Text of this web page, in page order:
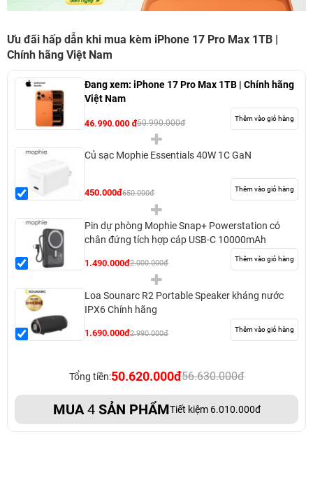
Ưu đãi hấp dẫn khi mua kèm iPhone 17 Pro Max 1TB |
Chính hãng Việt Nam
Đang xem: iPhone 17 Pro Max 1TB | Chính hãng
Việt Nam
46.990.000 đ50.990.000đ Thêm vào giỏ hàng
Củ sạc Mophie Essentials 40W 1C GaN
450.000đ650.000đ Thêm vào giỏ hàng
Pin dự phòng Mophie Snap+ Powerstation có
chân đứng tích hợp cáp USB-C 10000mAh
1.490.000đ2.000.000đ Thêm vào giỏ hàng
Loa Sounarc R2 Portable Speaker kháng nước
IPX6 Chính hãng
1.690.000đ2.990.000đ Thêm vào giỏ hàng
Tổng tiền:50.620.000đ56.630.000đ
MUA 4SẢN PHẨMTiết kiệm 6.010.000đ